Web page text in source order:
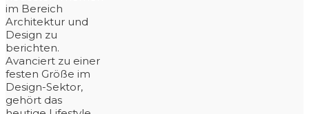
im Bereich
Architektur und
Design zu
berichten.
Avanciert zu einer
festen Größe im
Design-Sektor,
gehört das